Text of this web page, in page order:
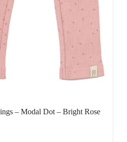
– Modal Dot – Bright Rose